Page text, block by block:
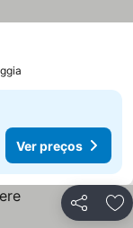
Ver preços
Partilhar